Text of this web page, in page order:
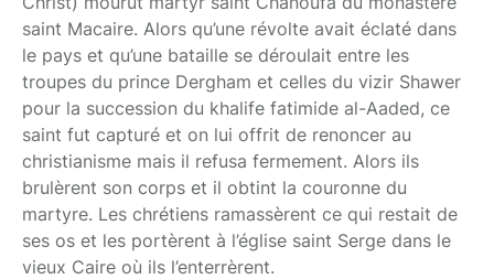
saint Macaire. Alors qu’une révolte avait éclaté dans
le pays et qu’une bataille se déroulait entre les
troupes du prince Dergham et celles du vizir Shawer
pour la succession du khalife fatimide al-Aaded, ce
saint fut capturé et on lui offrit de renoncer au
christianisme mais il refusa fermement. Alors ils
brulèrent son corps et il obtint la couronne du
martyre. Les chrétiens ramassèrent ce qui restait de
ses os et les portèrent à l’église saint Serge dans le
vieux Caire où ils l’enterrèrent.